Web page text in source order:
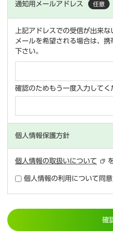
通知用メールアドレス 任意
上記アドレスでの受信が出来
メールを希望される場合は、
下さい。
確認のためもう一度入力してく
個人情報保護方針
個人情報の取扱いについて
個人情報の利用について同
確